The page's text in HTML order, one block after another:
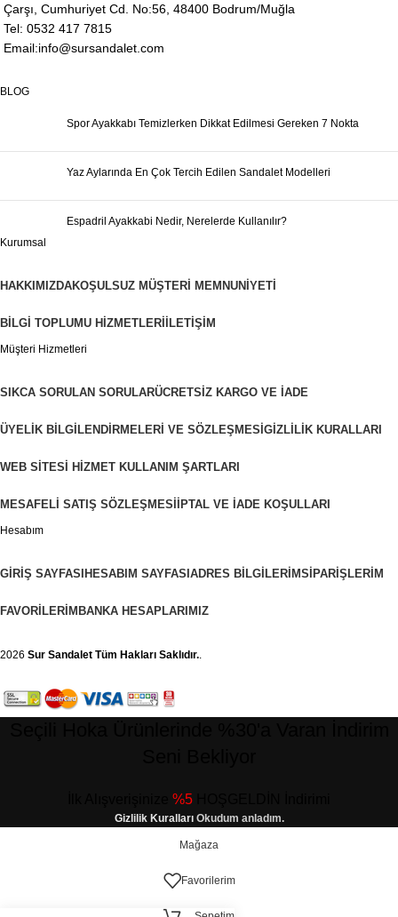
Çarşı, Cumhuriyet Cd. No:56, 48400 Bodrum/Muğla
Tel: 0532 417 7815
Email:info@sursandalet.com
BLOG
Spor Ayakkabı Temizlerken Dikkat Edilmesi Gereken 7 Nokta
Yaz Aylarında En Çok Tercih Edilen Sandalet Modelleri
Espadril Ayakkabi Nedir, Nerelerde Kullanılır?
Kurumsal
HAKKIMIZDAKOŞULSUZ MÜŞTERI MEMNUNIYETI
BILGI TOPLUMU HIZMETLERI İLETIŞIM
Müşteri Hizmetleri
SIKCA SORULAN SORULARÜCRETSIZ KARGO VE İADE
ÜYELIK BILGILENDIRMELERI VE SÖZLEŞMESI GIZLILIK KURALLARI
WEB SITESI HIZMET KULLANIM ŞARTLARI
MESAFELI SATIŞ SÖZLEŞMESI İPTAL VE İADE KOŞULLARI
Hesabım
GIRIŞ SAYFASI HESABIM SAYFASI ADRES BILGILERIMSIPARIŞLERIM
FAVORILERIM BANKA HESAPLARIMIZ
2026 Sur Sandalet Tüm Hakları Saklıdır..
%5
Gizlilik KurallarıOkudum anladım.
Mağaza
Favorilerim